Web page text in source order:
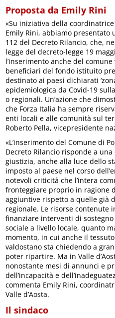
Proposta da Emily Rini
«Su iniziativa della coordinatrice
Emily Rini, abbiamo presentato
112 del Decreto Rilancio, che,
legge del decreto-legge 19
l’inserimento anche del
beneficiari del fondo istituito
destinato ai paesi dichiarati
epidemiologica da Covid-19
o regionali. Un’azione che
che Forza Italia ha sempre
enti locali e alle comunità sul
Roberto Pella, vicepresidente
«L’inserimento del Comune di
Decreto Rilancio risponde a
giustizia, anche alla luce dello
imposto al paese nel corso
notevoli criticità che l’intera
fronteggiare proprio in ragione
aggiuntive rispetto a quelle già
regionale. Le risorse contenute
finanziare interventi di
sociale a livello locale, quanto
momento, in cui anche il
valdostano sta chiedendo a
poter ripartire. Ma in Valle
nonostante mesi di annunci e
dell’incapacità e
commenta Emily Rini,
Valle d’Aosta.
Il sindaco